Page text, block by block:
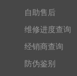
自助售后
维修进度查询
经销商查询
防伪鉴别